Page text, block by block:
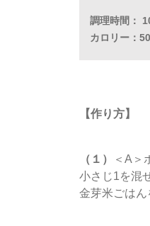
調理時間：
カロリー：
【作り方】
（１）
＜A＞
小さじ1を混
金芽米ごは